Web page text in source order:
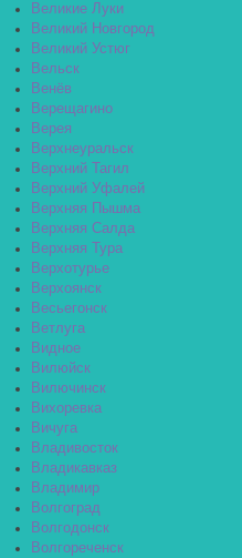
Великие Луки
Великий Новгород
Великий Устюг
Вельск
Венёв
Верещагино
Верея
Верхнеуральск
Верхний Тагил
Верхний Уфалей
Верхняя Пышма
Верхняя Салда
Верхняя Тура
Верхотурье
Верхоянск
Весьегонск
Ветлуга
Видное
Вилюйск
Вилючинск
Вихоревка
Вичуга
Владивосток
Владикавказ
Владимир
Волгоград
Волгодонск
Волгореченск